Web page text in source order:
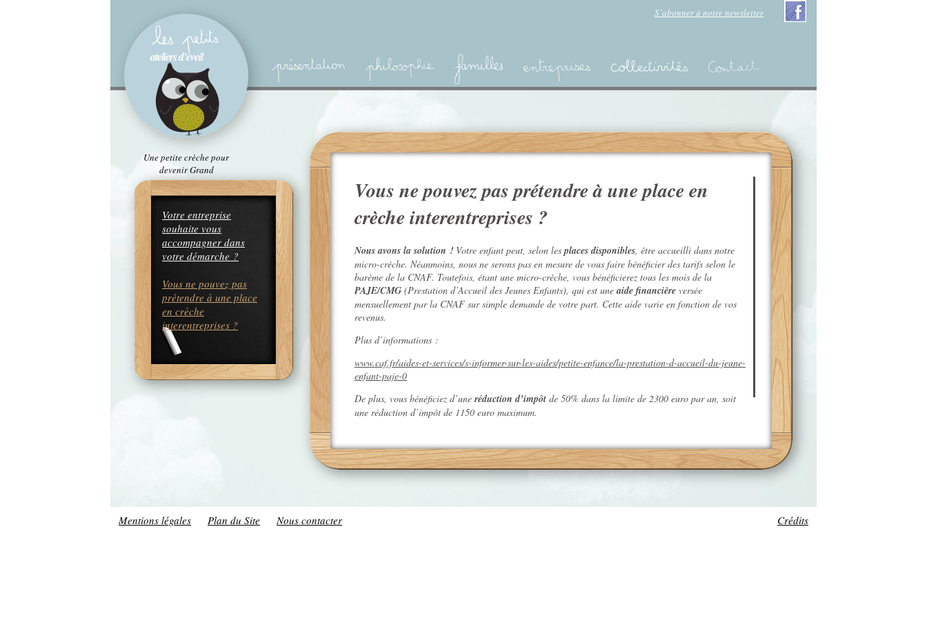
Une petite crèche pour
devenir Grand
S’abonner à notre newsletter
Vous ne pouvez pas prétendre à une place en
crèche interentreprises ?
Nous avons la solution ! Votre enfant peut, selon les places disponibles , être accueilli dans notre
micro-crèche. Néanmoins, nous ne serons pas en mesure de vous faire bénéficier des tarifs selon le
barème de la CNAF. Toutefois, étant une micro-crèche, vous bénéficierez tous les mois de la
PAJE/CMG (Prestation d’Accueil des Jeunes Enfants), qui est uneaide financière versée
mensuellement par la CNAF sur simple demande de votre part. Cette aide varie en fonction de vos
revenus.
Plus d’informations :
www.caf.fr/aides-et-services/s-informer-sur-les-aides/petite-enfance/la-prestation-d-accueil-du-jeune-
enfant-paje-0
De plus, vous bénéficiez d’une réduction d’impôt de 50% dans la limite de 2300 euro par an, soit
une réduction d’impôt de 1150 euro maximum.
contact).
Votre entreprise
souhaite vous
accompagner dans
votre démarche ?
Vous ne pouvez pas
prétendre à une place
en crèche
interentreprises ?
Mentions légales Plan du Site Nous contacter Crédits